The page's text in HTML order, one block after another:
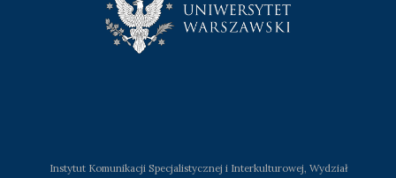
Instytut Komunikacji Specjalistycznej i Interkulturowej, Wydział